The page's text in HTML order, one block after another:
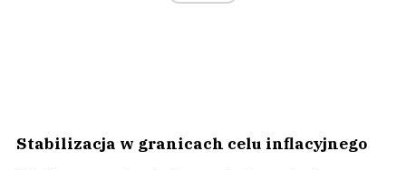
Stabilizacja w granicach celu inflacyjnego